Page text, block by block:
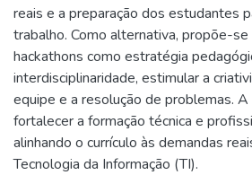
reais e a preparação dos estudantes
trabalho. Como alternativa, propõe-
hackathons como estratégia
interdisciplinaridade, estimular a
equipe e a resolução de problemas.
fortalecer a formação técnica e
alinhando o currículo às demandas
Tecnologia da Informação (TI).